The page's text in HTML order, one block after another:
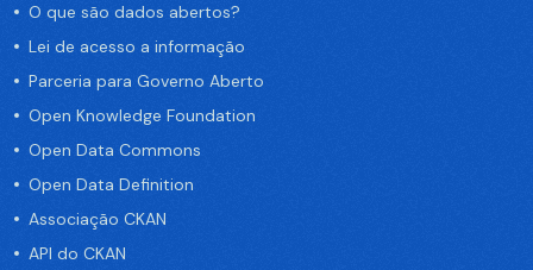
O que são dados abertos?
Lei de acesso a informação
Parceria para Governo Aberto
Open Knowledge Foundation
Open Data Commons
Open Data Definition
Associação CKAN
API do CKAN